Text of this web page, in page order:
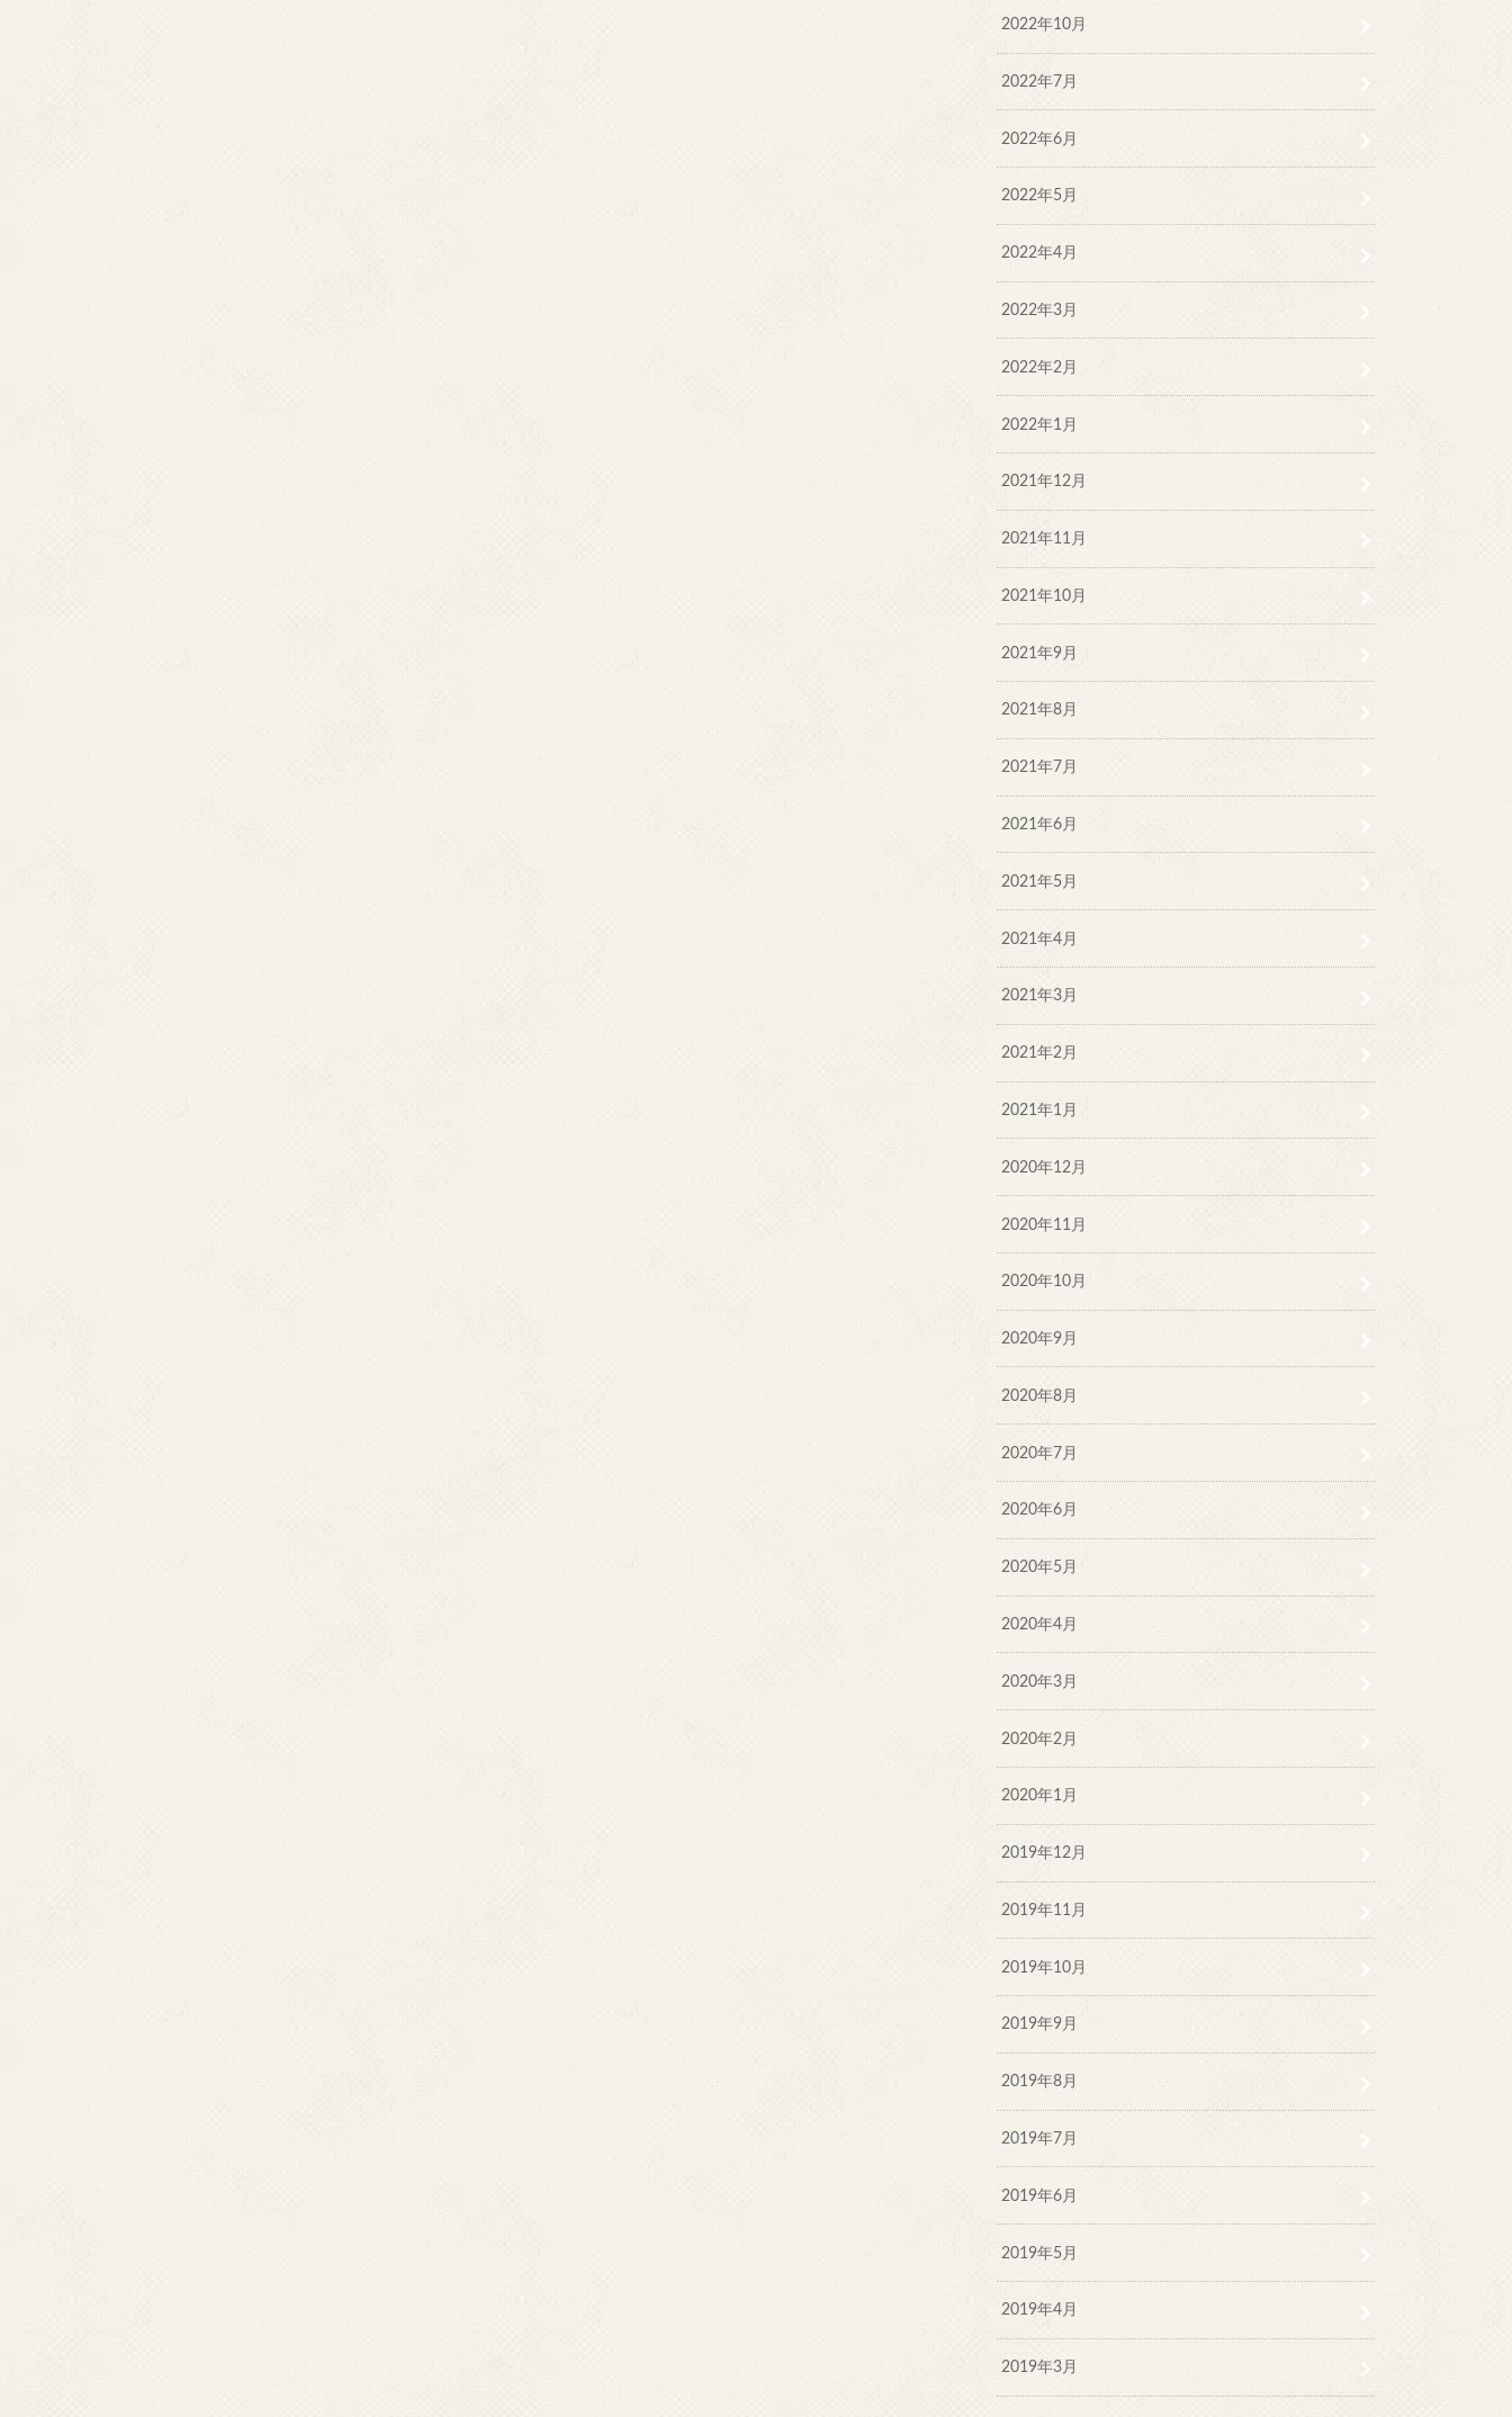
2022年10月
2022年7月
2022年6月
2022年5月
2022年4月
2022年3月
2022年2月
2022年1月
2021年12月
2021年11月
2021年10月
2021年9月
2021年8月
2021年7月
2021年6月
2021年5月
2021年4月
2021年3月
2021年2月
2021年1月
2020年12月
2020年11月
2020年10月
2020年9月
2020年8月
2020年7月
2020年6月
2020年5月
2020年4月
2020年3月
2020年2月
2020年1月
2019年12月
2019年11月
2019年10月
2019年9月
2019年8月
2019年7月
2019年6月
2019年5月
2019年4月
2019年3月